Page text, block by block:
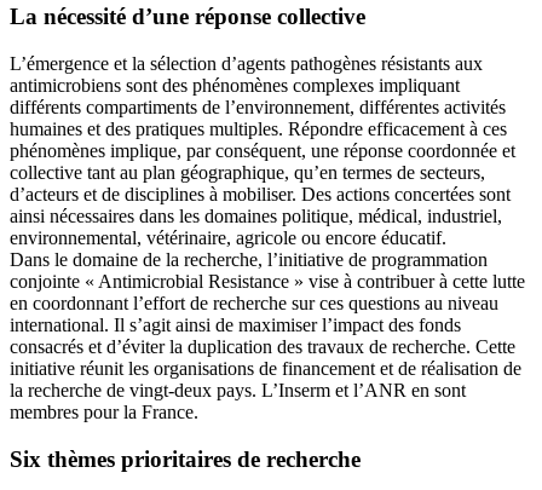
La nécessité d’une réponse collective
L’émergence et la sélection d’agents pathogènes résistants aux
antimicrobiens sont des phénomènes complexes impliquant
différents compartiments de l’environnement, différentes activités
humaines et des pratiques multiples. Répondre efficacement à ces
phénomènes implique, par conséquent, une réponse coordonnée et
collective tant au plan géographique, qu’en termes de secteurs,
d’acteurs et de disciplines à mobiliser. Des actions concertées sont
ainsi nécessaires dans les domaines politique, médical, industriel,
environnemental, vétérinaire, agricole ou encore éducatif.
Dans le domaine de la recherche, l’initiative de programmation
conjointe « Antimicrobial Resistance » vise à contribuer à cette lutte
en coordonnant l’effort de recherche sur ces questions au niveau
international. Il s’agit ainsi de maximiser l’impact des fonds
consacrés et d’éviter la duplication des travaux de recherche. Cette
initiative réunit les organisations de financement et de réalisation de
la recherche de vingt-deux pays. L’Inserm et l’ANR en sont
membres pour la France.
Six thèmes prioritaires de recherche